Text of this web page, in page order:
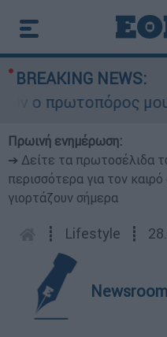
BREAKING NEWS:
πρωτοπόρος
Πρωινή ενημέρωση:
➔ Δείτε τα πρωτοσέλιδα
περισσότερα για τον
γιορτάζουν σήμερα
┋ Lifestyle ┋
Newsroom